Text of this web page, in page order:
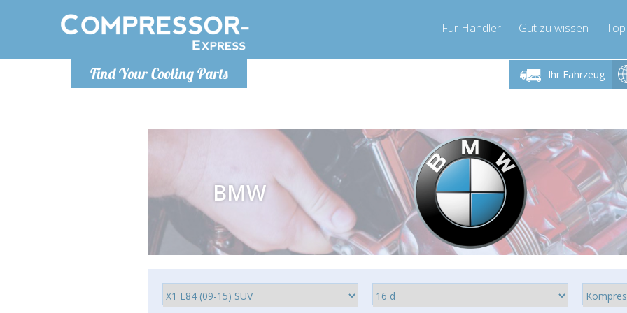
Find Your Cooling Parts
Für Händler Gut zu wissen
Ihr Fahrzeug
Montag bis Freitag 9-17 Uhr Montag bis Freitag 9-17 Uhr
info@compressor-express.de
Montag bis
BMW